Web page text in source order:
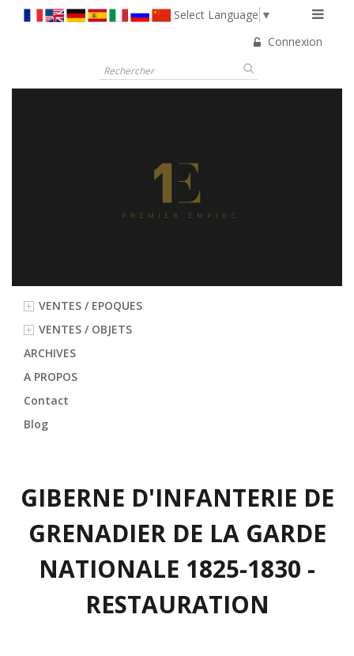
Select Language ▼
Connexion
VENTES / EPOQUES
VENTES / OBJETS
ARCHIVES
A PROPOS
Contact
Blog
GIBERNE D'INFANTERIE DE
GRENADIER DE LA GARDE
NATIONALE 1825-1830 -
RESTAURATION